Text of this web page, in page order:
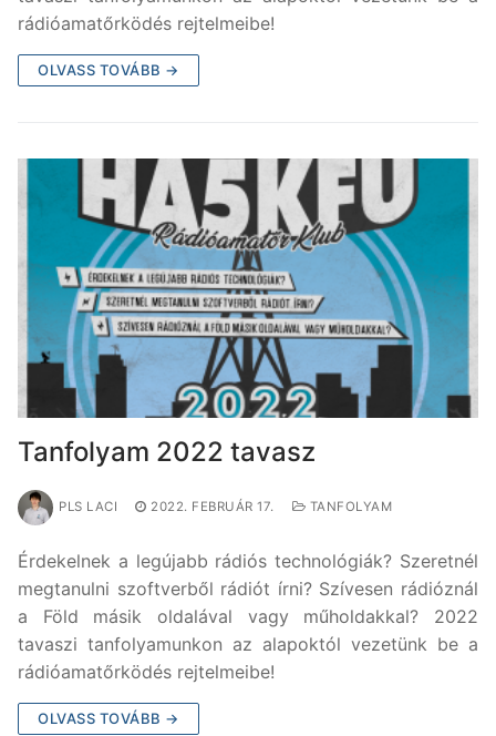
rádióamatőrködés rejtelmeibe!
OLVASS TOVÁBB →
Tanfolyam 2022 tavasz
PLS LACI 2022. FEBRUÁR 17. TANFOLYAM
Érdekelnek a legújabb rádiós technológiák? Szeretnél
megtanulni szoftverből rádiót írni? Szívesen rádióznál
a Föld másik oldalával vagy műholdakkal? 2022
tavaszi tanfolyamunkon az alapoktól vezetünk be a
rádióamatőrködés rejtelmeibe!
OLVASS TOVÁBB →